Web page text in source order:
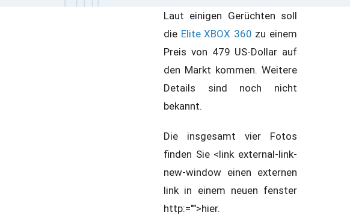
Laut einigen Gerüchten soll
die Elite XBOX 360 zu einem
Preis von 479 US-Dollar auf
den Markt kommen. Weitere
Details sind noch nicht
bekannt.
Die insgesamt vier Fotos
finden Sie <link external-link-
new-window einen externen
link in einem neuen fenster
http:="">hier.